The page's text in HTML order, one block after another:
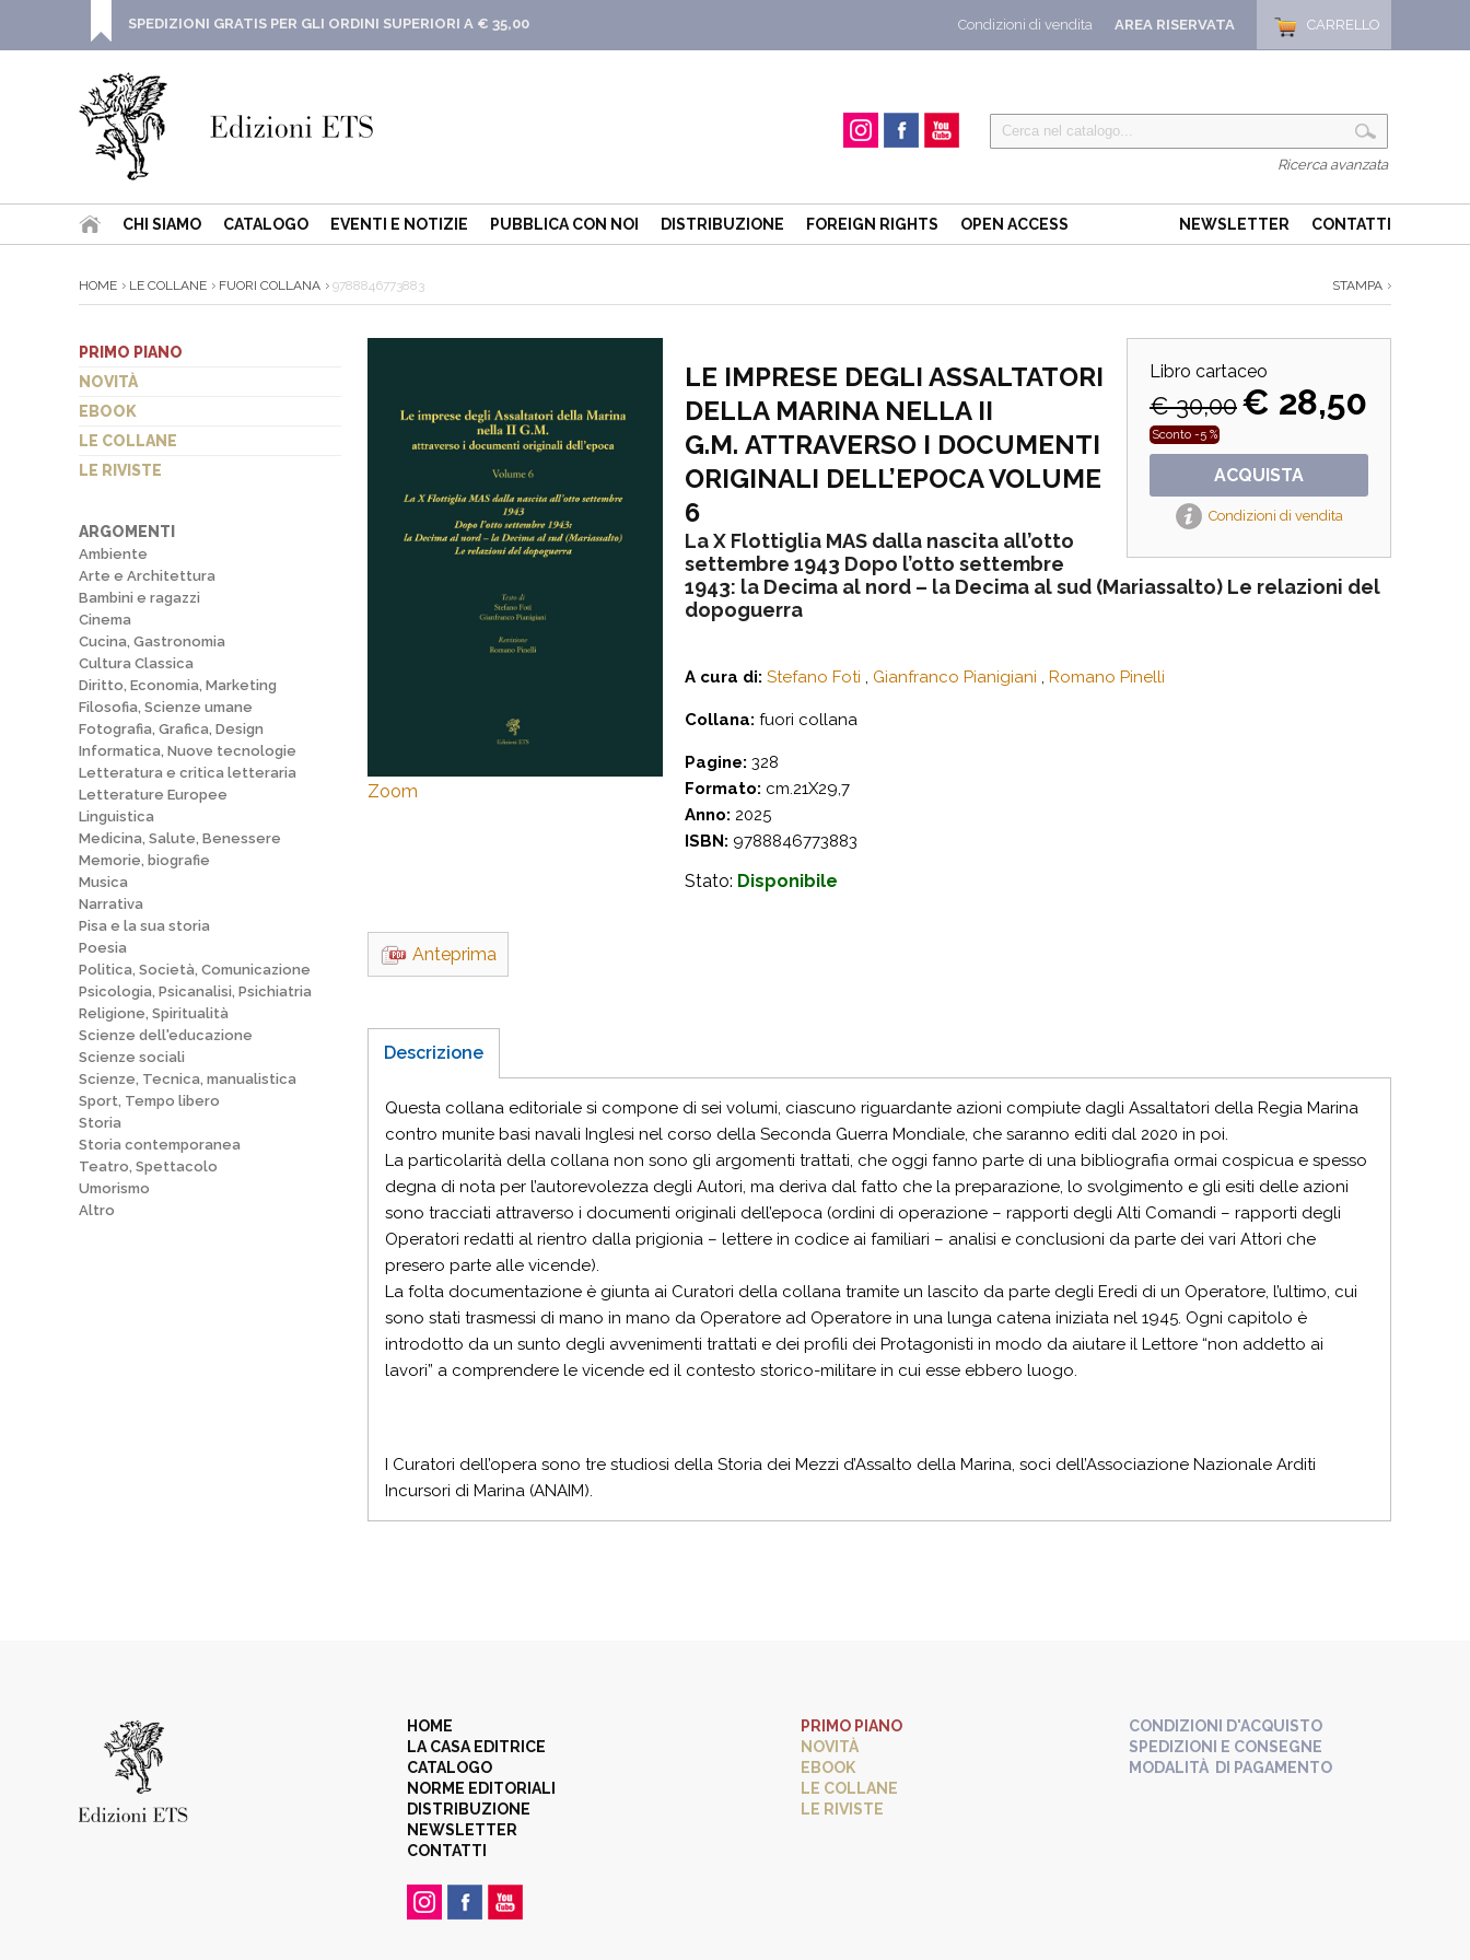
CARRELLO
AREA RISERVATA
Condizioni di vendita
SPEDIZIONI GRATIS PER GLI ORDINI SUPERIORI A € 35,00
Ricerca avanzata
CHI SIAMO CATALOGO EVENTI E NOTIZIE PUBBLICA CON NOI DISTRIBUZIONE FOREIGN RIGHTS OPEN ACCESS NEWSLETTER CONTATTI
HOME LE COLLANE FUORI COLLANA 9788846773883 STAMPA
PRIMO PIANO
NOVITÀ
EBOOK
LE COLLANE
LE RIVISTE
ARGOMENTI
Ambiente
Arte e Architettura
Bambini e ragazzi
Cinema
Cucina, Gastronomia
Cultura Classica
Diritto, Economia, Marketing
Filosofia, Scienze umane
Fotografia, Grafica, Design
Informatica, Nuove tecnologie
Letteratura e critica letteraria
Letterature Europee
Linguistica
Medicina, Salute, Benessere
Memorie, biografie
Musica
Narrativa
Pisa e la sua storia
Poesia
Politica, Società, Comunicazione
Psicologia, Psicanalisi, Psichiatria
Religione, Spiritualità
Scienze dell'educazione
Scienze sociali
Scienze, Tecnica, manualistica
Sport, Tempo libero
Storia
Storia contemporanea
Teatro, Spettacolo
Umorismo
Altro
Libro cartaceo
€ 30,00€ 28,50
Sconto -5 %
ACQUISTA
Condizioni di vendita
Zoom
LE IMPRESE DEGLI ASSALTATORI
DELLA MARINA NELLA II
G.M. ATTRAVERSO I DOCUMENTI
ORIGINALI DELL’EPOCA VOLUME
6
La X Flottiglia MAS dalla nascita all’otto
settembre 1943 Dopo l’otto settembre
1943: la Decima al nord – la Decima al sud (Mariassalto) Le relazioni del
dopoguerra
A cura di: Stefano Foti , Gianfranco Pianigiani , Romano Pinelli
Collana: fuori collana
Pagine: 328
Formato: cm.21X29,7
Anno: 2025
ISBN: 9788846773883
Stato: Disponibile
Anteprima
Descrizione
Questa collana editoriale si compone di sei volumi, ciascuno riguardante azioni compiute dagli Assaltatori della Regia Marina
contro munite basi navali Inglesi nel corso della Seconda Guerra Mondiale, che saranno editi dal 2020 in poi.
La particolarità della collana non sono gli argomenti trattati, che oggi fanno parte di una bibliografia ormai cospicua e spesso
degna di nota per l’autorevolezza degli Autori, ma deriva dal fatto che la preparazione, lo svolgimento e gli esiti delle azioni
sono tracciati attraverso i documenti originali dell’epoca (ordini di operazione – rapporti degli Alti Comandi – rapporti degli
Operatori redatti al rientro dalla prigionia – lettere in codice ai familiari – analisi e conclusioni da parte dei vari Attori che
presero parte alle vicende).
La folta documentazione è giunta ai Curatori della collana tramite un lascito da parte degli Eredi di un Operatore, l’ultimo, cui
sono stati trasmessi di mano in mano da Operatore ad Operatore in una lunga catena iniziata nel 1945. Ogni capitolo è
introdotto da un sunto degli avvenimenti trattati e dei profili dei Protagonisti in modo da aiutare il Lettore “non addetto ai
lavori” a comprendere le vicende ed il contesto storico-militare in cui esse ebbero luogo.
I Curatori dell’opera sono tre studiosi della Storia dei Mezzi d’Assalto della Marina, soci dell’Associazione Nazionale Arditi
Incursori di Marina (ANAIM).
HOME
LA CASA EDITRICE
CATALOGO
NORME EDITORIALI
DISTRIBUZIONE
NEWSLETTER
CONTATTI
PRIMO PIANO
NOVITÀ
EBOOK
LE COLLANE
LE RIVISTE
CONDIZIONI D'ACQUISTO
SPEDIZIONI E CONSEGNE
MODALITÀ DI PAGAMENTO